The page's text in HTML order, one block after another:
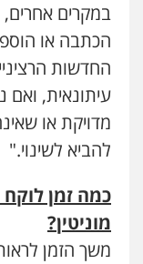
במקרים
הכתבה או
החדשות
עיתונאית, ואם
מדויקת או
להביא לשינוי."
כמה זמן לוקח
מוניטין?
משך הזמן